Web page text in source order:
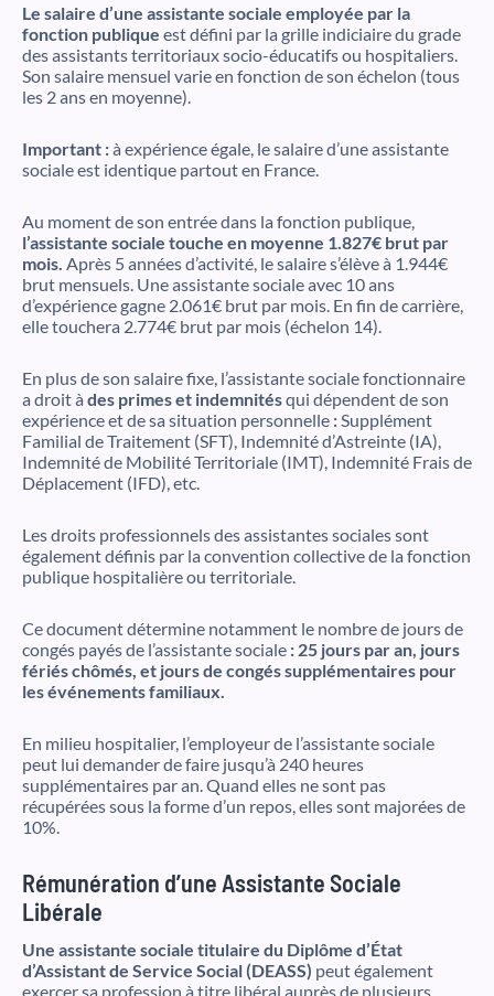
Le salaire d’une assistante sociale employée par la
fonction publique est défini par la grille indiciaire du grade
des assistants territoriaux socio-éducatifs ou hospitaliers.
Son salaire mensuel varie en fonction de son échelon (tous
les 2 ans en moyenne).
Important :à expérience égale, le salaire d’une assistante
sociale est identique partout en France.
Au moment de son entrée dans la fonction publique,
l’assistante sociale touche en moyenne 1.827€ brut par
mois. Après 5 années d’activité, le salaire s’élève à 1.944€
brut mensuels. Une assistante sociale avec 10 ans
d’expérience gagne 2.061€ brut par mois. En fin de carrière,
elle touchera 2.774€ brut par mois (échelon 14).
En plus de son salaire fixe, l’assistante sociale fonctionnaire
a droit à des primes et indemnitésqui dépendent de son
expérience et de sa situation personnelle :Supplément
Familial de Traitement (SFT), Indemnité d’Astreinte (IA),
Indemnité de Mobilité Territoriale (IMT), Indemnité Frais de
Déplacement (IFD), etc.
Les droits professionnels des assistantes sociales sont
également définis par la convention collective de la fonction
publique hospitalière ou territoriale.
Ce document détermine notamment le nombre de jours de
congés payés de l’assistante sociale : 25 jours par an, jours
fériés chômés, et jours de congés supplémentaires pour
les événements familiaux.
En milieu hospitalier, l’employeur de l’assistante sociale
peut lui demander de faire jusqu’à 240 heures
supplémentaires par an. Quand elles ne sont pas
récupérées sous la forme d’un repos, elles sont majorées de
10%.
Rémunération d’une Assistante Sociale
Libérale
Une assistante sociale titulaire du Diplôme d’État
d’Assistant de Service Social (DEASS) peut également
exercer sa profession à titre libéral auprès de plusieurs